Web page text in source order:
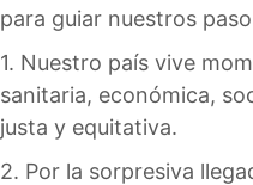
para guiar nuestros
1. Nuestro país vive
sanitaria, económica,
justa y equitativa.
2. Por la sorpresiva